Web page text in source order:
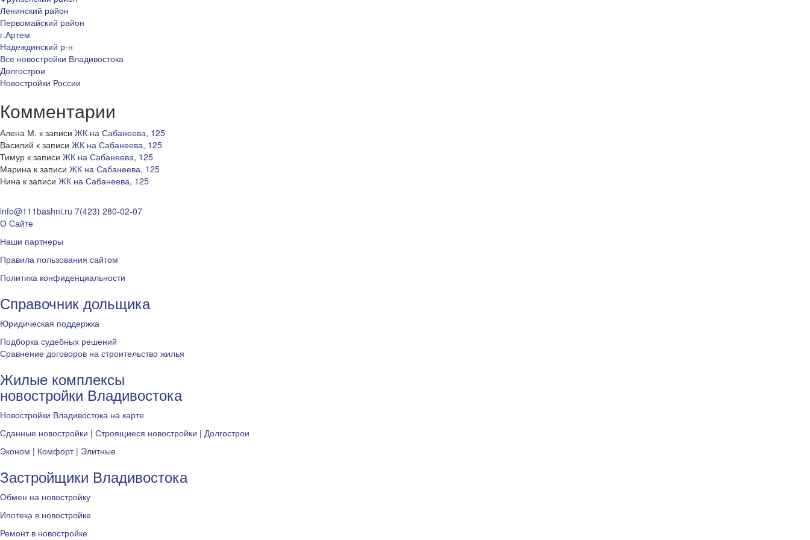
Ленинский район
Первомайский район
г.Артем
Надеждинский р-н
Все новостройки Владивостока
Долгострои
Новостройки России
Комментарии
Алена М. к записи ЖК на Сабанеева, 125
Василий к записи ЖК на Сабанеева, 125
Тимур к записи ЖК на Сабанеева, 125
Марина к записи ЖК на Сабанеева, 125
Нина к записи ЖК на Сабанеева, 125
info@111bashni.ru 7(423) 280-02-07
О Сайте
Наши партнеры
Правила пользования сайтом
Политика конфиденциальности
Справочник дольщика
Юридическая поддержка
Подборка судебных решений
Сравнение договоров на строительство жилья
Жилые комплексы
новостройки Владивостока
Новостройки Владивостока на карте
Сданные новостройки | Строящиеся новостройки | Долгострои
Эконом | Комфорт| Элитные
Застройщики Владивостока
Обмен на новостройку
Ипотека в новостройке
Ремонт в новостройке